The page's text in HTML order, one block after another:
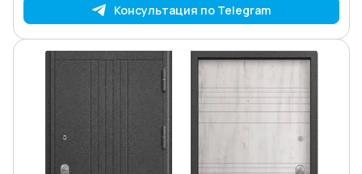
Консультация по Telegram